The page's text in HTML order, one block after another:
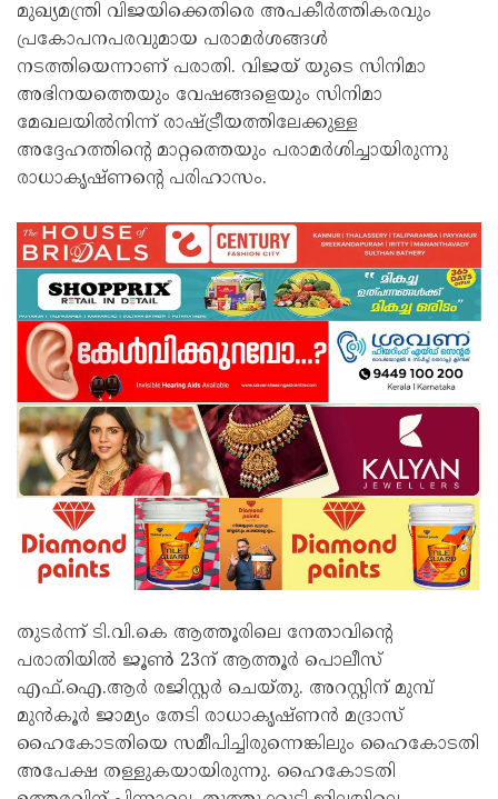
മുഖ്യമന്ത്രി വിജയിക്കെതിരെ അപകീർത്തികരവും
പ്രകോപനപരവുമായ പരാമർശങ്ങൾ
നടത്തിയെന്നാണ് പരാതി. വിജയ് യുടെ സിനിമാ
അഭിനയത്തെയും വേഷങ്ങളെയും സിനിമാ
മേഖലയിൽനിന്ന് രാഷ്ട്രീയത്തിലേക്കുള്ള
അദ്ദേഹത്തിന്റെ മാറ്റത്തെയും പരാമർശിച്ചായിരുന്നു
രാധാകൃഷ്ണന്റെ പരിഹാസം.
തുടർന്ന് ടി.വി​.കെ ആത്തൂരിലെ നേതാവിന്റെ
പരാതിയിൽ ജൂൺ 23ന് ആത്തൂർ പൊലീസ്
എഫ്.ഐ.ആർ രജിസ്റ്റർ ചെയ്തു. അറസ്റ്റിന് മുമ്പ്
മുൻകൂർ ജാമ്യം തേടി രാധാകൃഷ്ണൻ മദ്രാസ്
ഹൈകോടതിയെ സമീപിച്ചിരുന്നെങ്കിലും ഹൈകോടതി
അപേക്ഷ തള്ളുകയായിരുന്നു. ഹൈകോടതി